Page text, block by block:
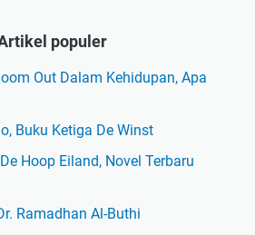
populer
Out Dalam Kehidupan, Apa
Buku Ketiga De Winst
Hoop Eiland, Novel Terbaru
Ramadhan Al-Buthi